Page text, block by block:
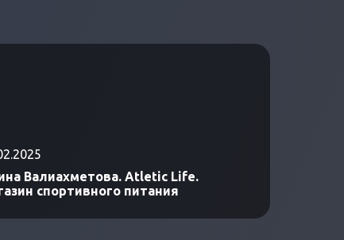
Валиахметова. Atletic Life.
спортивного питания